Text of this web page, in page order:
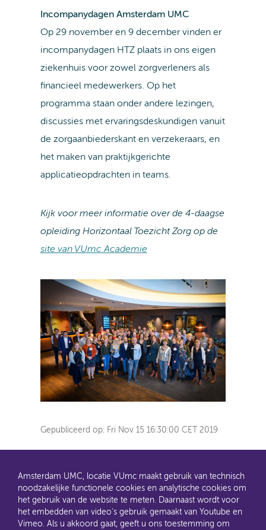
Incompanydagen Amsterdam UMC
Op 29 november en 9 december vinden er
incompanydagen HTZ plaats in ons eigen
ziekenhuis voor zowel zorgverleners als
financieel medewerkers. Op het
programma staan onder andere lezingen,
discussies met ervaringsdeskundigen vanuit
de zorgaanbiederskant en verzekeraars, en
het maken van praktijkgerichte
applicatieopdrachten in teams.
Kijk voor meer informatie over de 4-daagse
opleiding Horizontaal Toezicht Zorg op de
site van VUmc Academie
Gepubliceerd op: Fri Nov 15 16:30:00 CET 2019
AMC en VUmc zijn al een tijdje samen Amsterdam UMC.
Amsterdam UMC, locatie VUmc maakt gebruik van technisch
noodzakelijke functionele cookies en analytische cookies om
het gebruik van de website te meten. Daarnaast wordt voor
het embedden van video's gebruik gemaakt van Youtube en
Vimeo. Als u akkoord gaat, geeft u ons toestemming om